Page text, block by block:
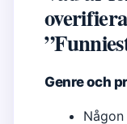
Genre och